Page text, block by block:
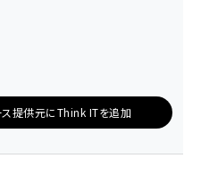
ス提供元にThink ITを追加